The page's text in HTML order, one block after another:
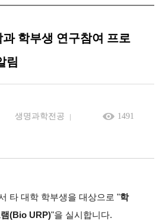
학부생 연구참여 프로
림
생명과학전공 1491
타 대학 학부생을 대상으로 "학
(Bio URP)"을 실시합니다.